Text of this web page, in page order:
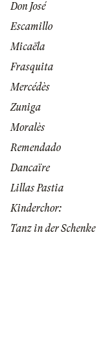
Don José
Escamillo
Micaëla
Frasquita
Mercédès
Zuniga
Moralès
Remendado
Dancaïre
Lillas Pastia
Kinderchor:
Tanz in der Schenke